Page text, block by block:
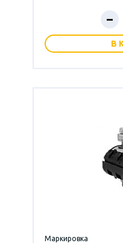
–
В
Маркировка